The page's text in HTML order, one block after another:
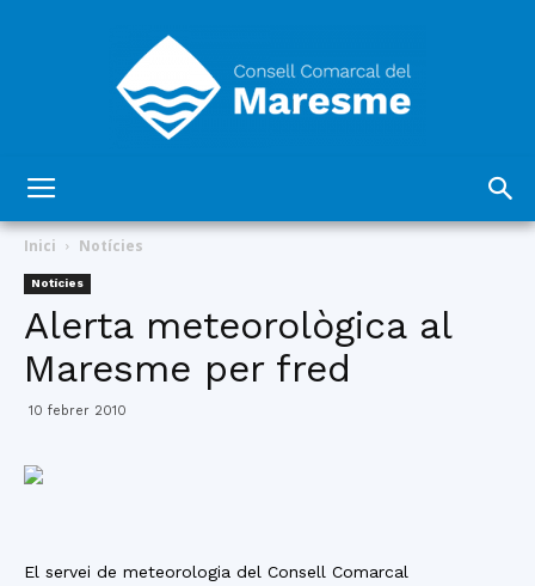
Comarcal
Inici Notícies
Notícies
Alerta meteorològica al
Maresme per fred
10 febrer 2010
El servei de meteorologia del Consell Comarcal